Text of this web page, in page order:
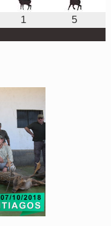
1 5